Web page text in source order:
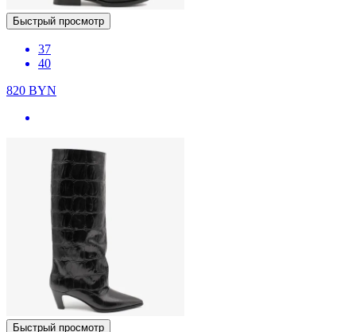
Быстрый просмотр
37
40
820 BYN
Быстрый просмотр